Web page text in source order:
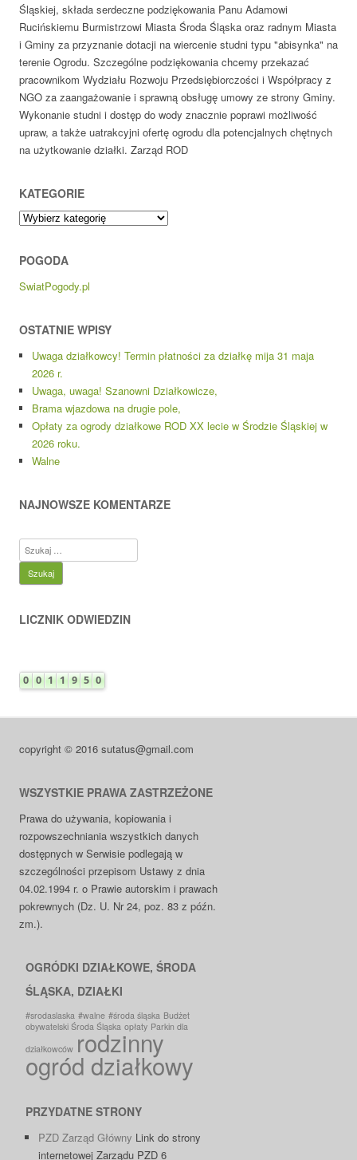
Śląskiej, składa serdeczne podziękowania Panu Adamowi
Rucińskiemu Burmistrzowi Miasta Środa Śląska oraz radnym Miasta
i Gminy za przyznanie dotacji na wiercenie studni typu "abisynka" na
terenie Ogrodu. Szczególne podziękowania chcemy przekazać
pracownikom Wydziału Rozwoju Przedsiębiorczości i Współpracy z
NGO za zaangażowanie i sprawną obsługę umowy ze strony Gminy.
Wykonanie studni i dostęp do wody znacznie poprawi możliwość
upraw, a także uatrakcyjni ofertę ogrodu dla potencjalnych chętnych
na użytkowanie działki. Zarząd ROD
KATEGORIE
Kategorie
POGODA
SwiatPogody.pl
OSTATNIE WPISY
Uwaga działkowcy! Termin płatności za działkę mija 31 maja
2026 r.
Uwaga, uwaga! Szanowni Działkowicze,
Brama wjazdowa na drugie pole,
Opłaty za ogrody działkowe ROD XX lecie w Środzie Śląskiej w
2026 roku.
Walne
NAJNOWSZE KOMENTARZE
Szukaj:
LICZNIK ODWIEDZIN
copyright © 2016 sutatus@gmail.com
WSZYSTKIE PRAWA ZASTRZEŻONE
Prawa do używania, kopiowania i
rozpowszechniania wszystkich danych
dostępnych w Serwisie podlegają w
szczególności przepisom Ustawy z dnia
04.02.1994 r. o Prawie autorskim i prawach
pokrewnych (Dz. U. Nr 24, poz. 83 z późn.
zm.).
OGRÓDKI DZIAŁKOWE, ŚRODA
ŚLĄSKA, DZIAŁKI
#srodaslaska #walne #środa śląska Budżet
obywatelski Środa Śląska opłaty Parkin dla
działkowców rodzinny
ogród działkowy
PRZYDATNE STRONY
PZD Zarząd Główny Link do strony
internetowej Zarządu PZD 6